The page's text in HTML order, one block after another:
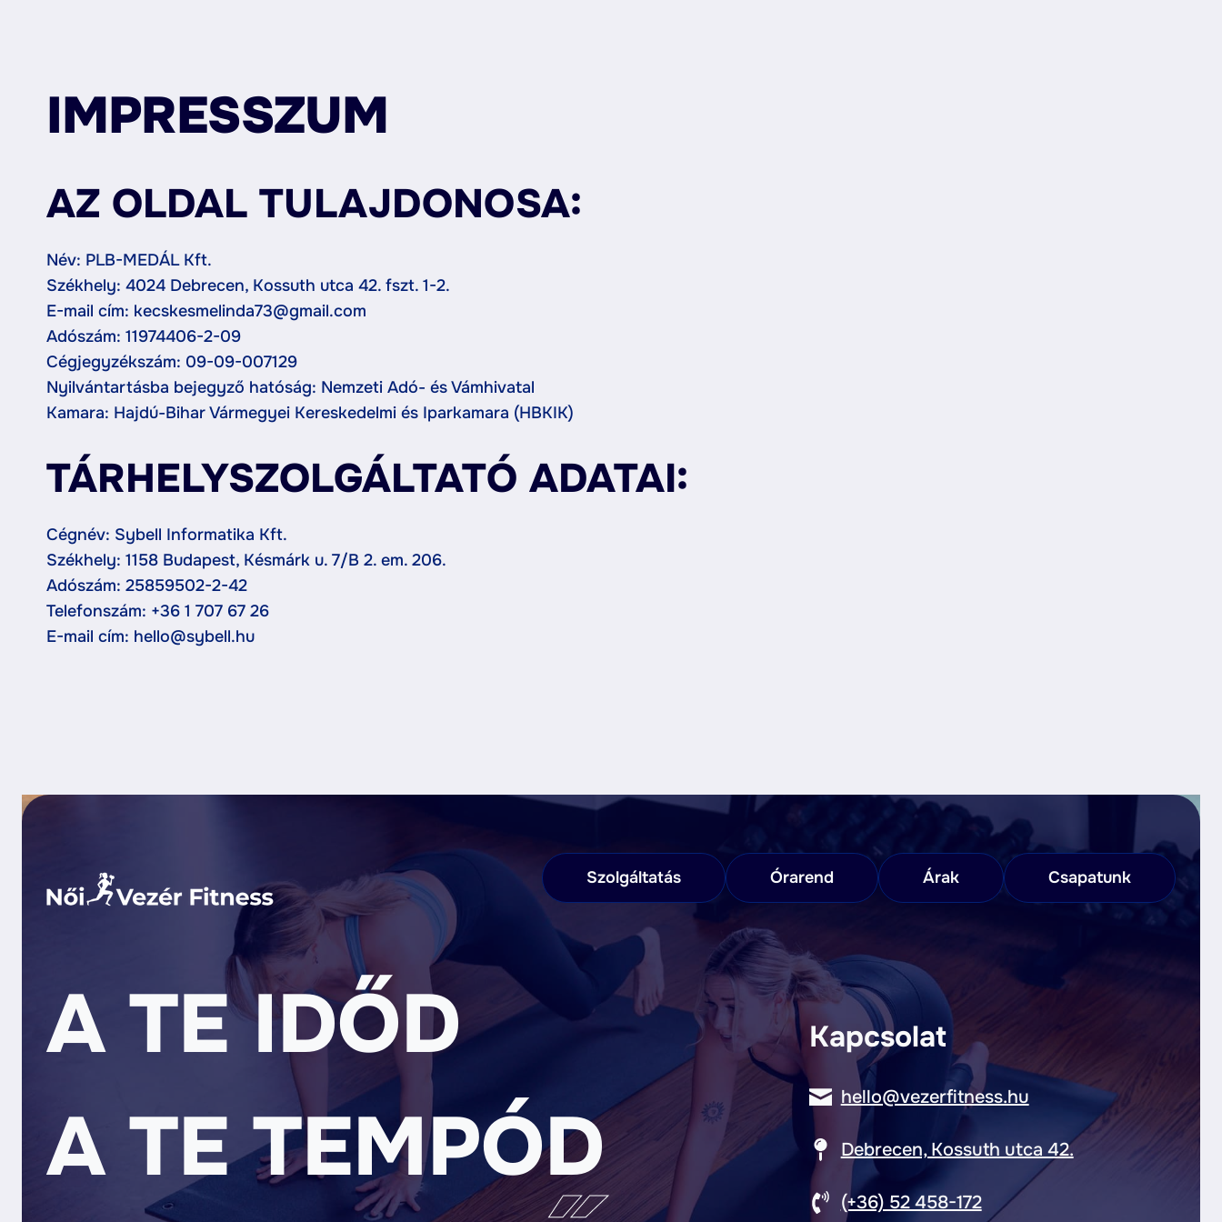
IMPRESSZUM
AZ OLDAL TULAJDONOSA:
Név: PLB-MEDÁL Kft.
Székhely: 4024 Debrecen, Kossuth utca 42. fszt. 1-2.
E-mail cím: kecskesmelinda73@gmail.com
Adószám: 11974406-2-09
Cégjegyzékszám: 09-09-007129
Nyilvántartásba bejegyző hatóság: Nemzeti Adó- és Vámhivatal
Kamara: Hajdú-Bihar Vármegyei Kereskedelmi és Iparkamara (HBKIK)
TÁRHELYSZOLGÁLTATÓ ADATAI:
Cégnév: Sybell Informatika Kft.
Székhely: 1158 Budapest, Késmárk u. 7/B 2. em. 206.
Adószám: 25859502-2-42
Telefonszám: +36 1 707 67 26
E-mail cím: hello@sybell.hu
Szolgáltatás Órarend Árak Csapatunk
A TE IDŐD
A TE TEMPÓD
Kapcsolat
hello@vezerfitness.hu
Debrecen, Kossuth utca 42.
(+36) 52 458-172